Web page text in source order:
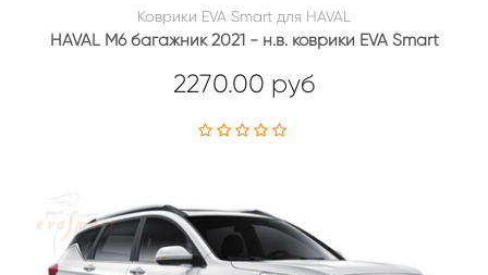
Коврики EVA Smart для HAVAL
HAVAL M6 багажник 2021 - н.в. коврики EVA Smart
2270.00 руб